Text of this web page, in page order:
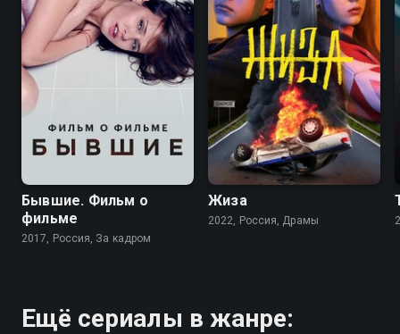
Бывшие. Фильм о
фильме
2017, Россия, За кадром
7.6 6.1
Жиза
2022, Россия, Драмы
Ещё сериалы в жанре: